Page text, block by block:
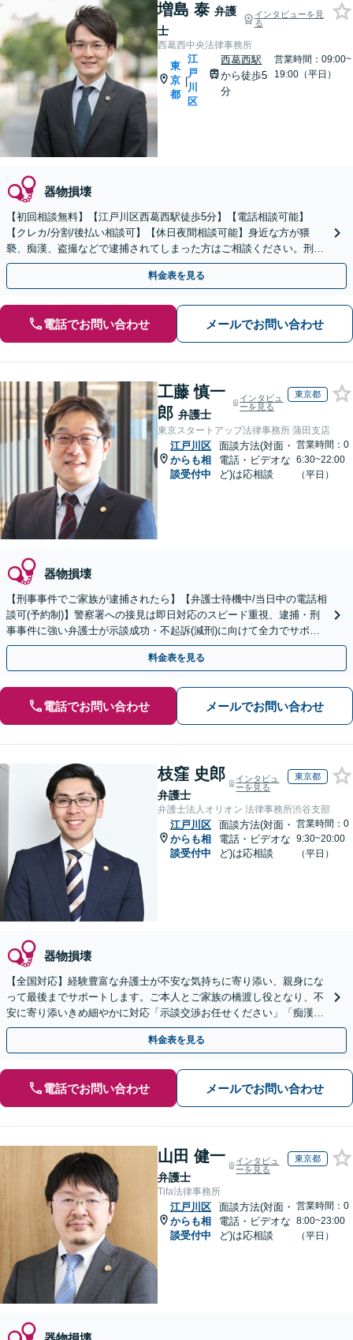
増島 泰 弁護
士
インタビューを見
る
西葛西中央法律事務所
東
京
都
|
江
戸
川
区
西葛西駅
から徒歩5
分
営業時間：09:00~
19:00（平日）
器物損壊
【初回相談無料】【江戸川区西葛西駅徒歩5分】【電話相談可能】
【クレカ/分割/後払い相談可】【休日夜間相談可能】身近な方が猥
褻、痴漢、盗撮などで逮捕されてしまった方はご相談ください。刑事
事件は早く動くことが重要です。まずはお電話ください。
料金表を見る
電話でお問い合わせ メールでお問い合わせ
工藤 慎一
郎 弁護士
インタビュ
ーを見る
東京都
東京スタートアップ法律事務所 蒲田支店
江戸川区
からも相
談受付中
面談方法(対面・
電話・ビデオな
ど)は応相談
営業時間：0
6:30~22:00
（平日）
器物損壊
【刑事事件でご家族が逮捕されたら】【弁護士待機中/当日中の電話相
談可(予約制)】警察署への接見は即日対応のスピード重視、逮捕・刑
事事件に強い弁護士が示談成功・不起訴(減刑)に向けて全力でサポー
トします。【加害者側の相談専門】
料金表を見る
電話でお問い合わせ メールでお問い合わせ
枝窪 史郎
弁護士
インタビュ
ーを見る
東京都
弁護士法人オリオン 法律事務所渋谷支部
江戸川区
からも相
談受付中
面談方法(対面・
電話・ビデオな
ど)は応相談
営業時間：0
9:30~20:00
（平日）
器物損壊
【全国対応】経験豊富な弁護士が不安な気持ちに寄り添い、親身にな
って最後までサポートします。ご本人とご家族の橋渡し役となり、不
安に寄り添いきめ細やかに対応「示談交渉お任せください」「痴漢／
盗撮／暴行・傷害／窃盗／薬物」【完全個室対応】
料金表を見る
電話でお問い合わせ メールでお問い合わせ
山田 健一
弁護士
インタビュ
ーを見る
東京都
Tifa法律事務所
江戸川区
からも相
談受付中
面談方法(対面・
電話・ビデオな
ど)は応相談
営業時間：0
8:00~23:00
（平日）